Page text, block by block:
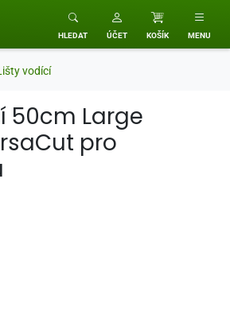
technika
HLEDAT ÚČET KOŠÍK MENU
vodící
50cm Large
pro